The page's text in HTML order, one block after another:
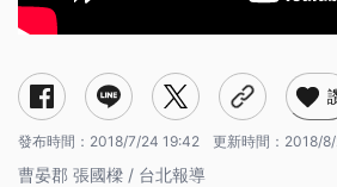
發布時間： 2018/7/24 19:42 更新時間： 2018/
曹晏郡 張國樑 / 台北報導